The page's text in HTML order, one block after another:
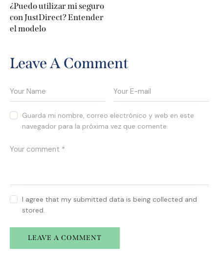
¿Puedo utilizar mi seguro
con JustDirect? Entender
el modelo
Leave A Comment
Guarda mi nombre, correo electrónico y web en este
navegador para la próxima vez que comente.
I agree that my submitted data is being collected and
stored.